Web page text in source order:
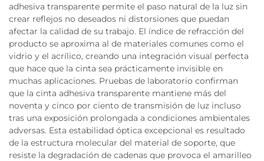
adhesiva transparente permite el paso natural de la luz sin
crear reflejos no deseados ni distorsiones que puedan
afectar la calidad de su trabajo. El índice de refracción del
producto se aproxima al de materiales comunes como el
vidrio y el acrílico, creando una integración visual perfecta
que hace que la cinta sea prácticamente invisible en
muchas aplicaciones. Pruebas de laboratorio confirman
que la cinta adhesiva transparente mantiene más del
noventa y cinco por ciento de transmisión de luz incluso
tras una exposición prolongada a condiciones ambientales
adversas. Esta estabilidad óptica excepcional es resultado
de la estructura molecular del material de soporte, que
resiste la degradación de cadenas que provoca el amarilleo